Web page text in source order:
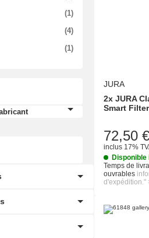
JURA
2x JURA
Smart
72,50 €
inclus 17%
Temps de
ouvrables
d'expédition."
1
4
1